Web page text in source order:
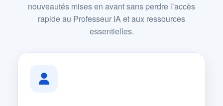
nouveautés mises en avant sans perdre l’accès
rapide au Professeur IA et aux ressources
essentielles.